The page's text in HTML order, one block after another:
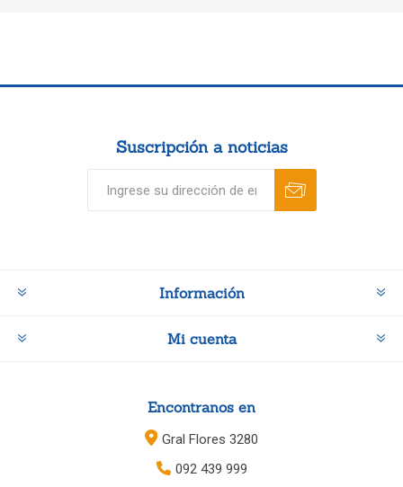
Suscripción a noticias
Información
Mi cuenta
Encontranos en
Gral Flores 3280
092 439 999